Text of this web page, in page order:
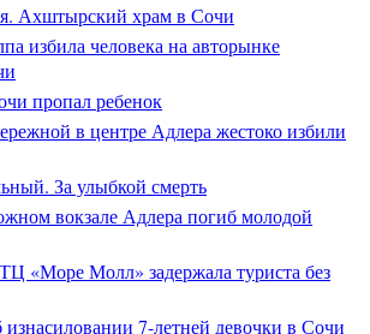
Ахштырский храм в Сочи
избила человека на авторынке
пропал ребенок
в центре Адлера жестоко избили
За улыбкой смерть
вокзале Адлера погиб молодой
«Море Молл» задержала туриста без
7-летней девочки в Сочи